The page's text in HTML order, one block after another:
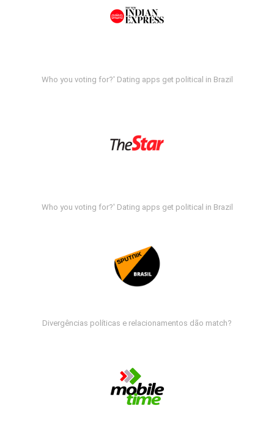
Who you voting for?' Dating apps get political in Brazil
Who you voting for?' Dating apps get political in Brazil
Divergências políticas e relacionamentos dão match?